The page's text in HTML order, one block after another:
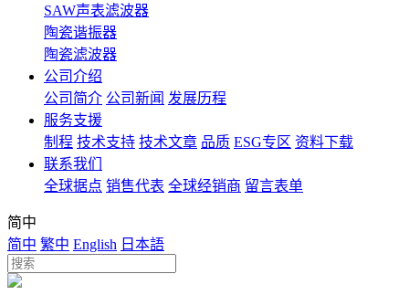
SAW声表滤波器
陶瓷谐振器
陶瓷滤波器
公司介绍
公司简介 公司新闻 发展历程
服务支援
制程 技术支持 技术文章 品质 ESG专区 资料下载
联系我们
全球据点 销售代表 全球经销商 留言表单
简中
简中 繁中 English 日本語